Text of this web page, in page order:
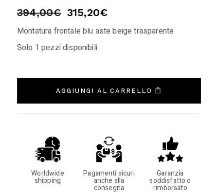
394,00€ 315,20€
Montatura frontale blu aste beige trasparente
Solo 1 pezzi disponibili
AGGIUNGI AL CARRELLO
Worldwide
shipping
Pagamenti sicuri
anche alla
consegna
Garanzia
soddisfatto o
rimborsato